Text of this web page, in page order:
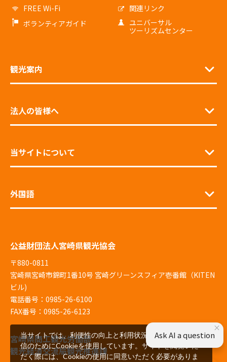
FREE Wi-Fi
関連リンク
ボランティアガイド
ユニバーサル
ツーリズムセンター
観光案内
法人の皆様へ
当サイトについて
外国語
公益財団法人宮崎県観光協会
〒880-0811
宮崎県宮崎市錦町1番10号 宮崎グリーンスフィア壱番館（KITEN
ビル)
電話番号：0985-26-6100
FAX番号：0985-26-6123
宮崎県商工観光労働部
観光経済交流局観光推進課
当サイトでは、利便性の向上と利用状況の解析、広告配
信のためにCookieを使用しています。サイトを閲覧いた
だく際には、Cookieの使用に同意いただく必要がありま
×
Ask AI a question